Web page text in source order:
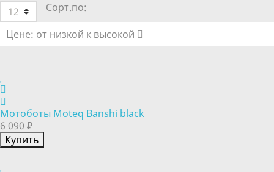
12
Сорт.по:
Цене: от низкой к высокой
Мотоботы Moteq Banshi black
6 090 ₽
Купить